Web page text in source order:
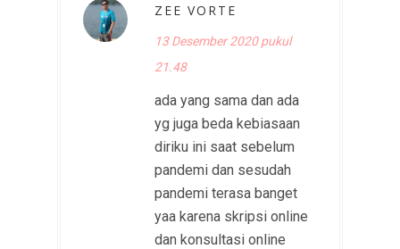
ZEE VORTE
13 Desember 2020 pukul
21.48
ada yang sama dan ada
yg juga beda kebiasaan
diriku ini saat sebelum
pandemi dan sesudah
pandemi terasa banget
yaa karena skripsi online
dan konsultasi online